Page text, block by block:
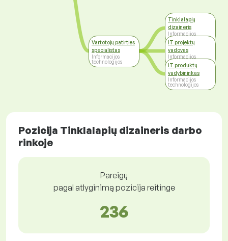
Vartotojų patirties
specialistas
Informacijos
technologijos
Tinklalapių
dizaineris
Informacijos
technologijos
IT projektų
vadovas
Informacijos
technologijos
IT produktų
vadybininkas
Informacijos
technologijos
Pozicija Tinklalapių dizaineris darbo
rinkoje
Pareigų
pagal atlyginimą pozicija reitinge
236